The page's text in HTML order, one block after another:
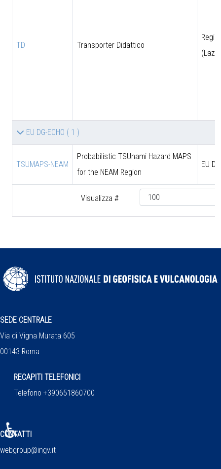
Visualizza #
TD Transporter Didattico
EU DG-ECHO ( 1 )
TSUMAPS-NEAM
Probabilistic TSUnami Hazard MAPS
for the NEAM Region
EU
SEDE CENTRALE
Via di Vigna Murata 605
00143 Roma
RECAPITI TELEFONICI
Telefono +390651860700
CONTATTI
webgroup@ingv.it